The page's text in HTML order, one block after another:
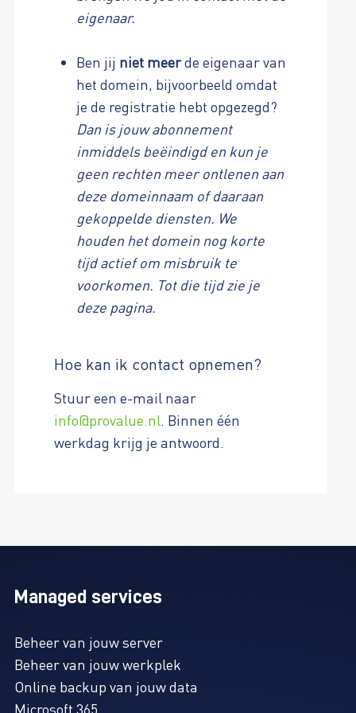
eigenaar.
Ben jij niet meerde eigenaar van
het domein, bijvoorbeeld omdat
je de registratie hebt opgezegd?
Dan is jouw abonnement
inmiddels beëindigd en kun je
geen rechten meer ontlenen aan
deze domeinnaam of daaraan
gekoppelde diensten. We
houden het domein nog korte
tijd actief om misbruik te
voorkomen. Tot die tijd zie je
deze pagina.
Hoe kan ik contact opnemen?
Stuur een e-mail naar
info@provalue.nl. Binnen één
werkdag krijg je antwoord.
Managed services
Beheer van jouw server
Beheer van jouw werkplek
Online backup van jouw data
Microsoft 365